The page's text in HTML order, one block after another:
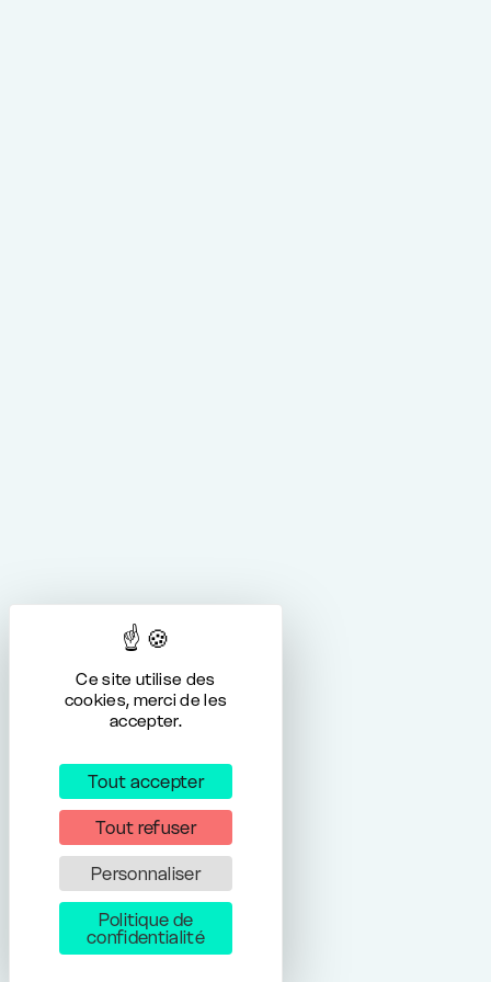
Ce site utilise des
cookies, merci de les
accepter.
Tout accepter
Tout refuser
Personnaliser
Politique de
confidentialité